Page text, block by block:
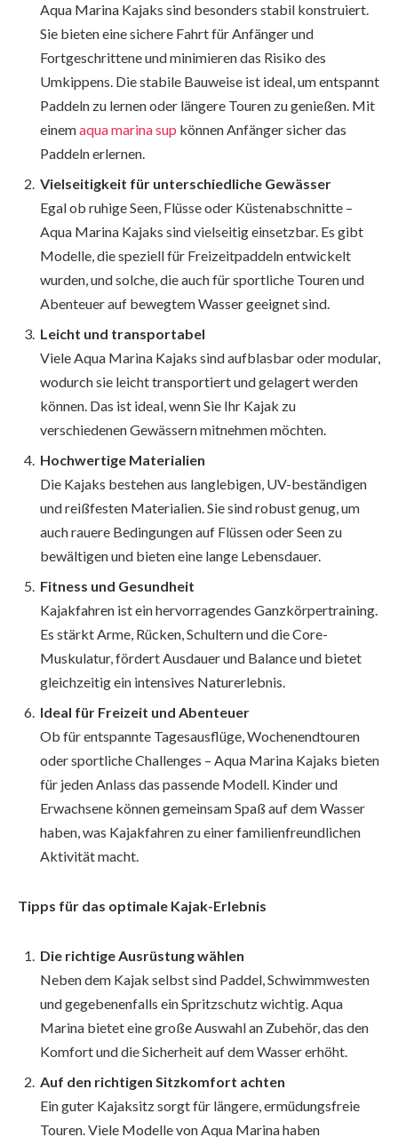
Aqua Marina Kajaks sind besonders stabil konstruiert.
Sie bieten eine sichere Fahrt für Anfänger und
Fortgeschrittene und minimieren das Risiko des
Umkippens. Die stabile Bauweise ist ideal, um entspannt
Paddeln zu lernen oder längere Touren zu genießen. Mit
einemaqua marina sup können Anfänger sicher das
Paddeln erlernen.
Vielseitigkeit für unterschiedliche Gewässer
Egal ob ruhige Seen, Flüsse oder Küstenabschnitte –
Aqua Marina Kajaks sind vielseitig einsetzbar. Es gibt
Modelle, die speziell für Freizeitpaddeln entwickelt
wurden, und solche, die auch für sportliche Touren und
Abenteuer auf bewegtem Wasser geeignet sind.
Leicht und transportabel
Viele Aqua Marina Kajaks sind aufblasbar oder modular,
wodurch sie leicht transportiert und gelagert werden
können. Das ist ideal, wenn Sie Ihr Kajak zu
verschiedenen Gewässern mitnehmen möchten.
Hochwertige Materialien
Die Kajaks bestehen aus langlebigen, UV-beständigen
und reißfesten Materialien. Sie sind robust genug, um
auch rauere Bedingungen auf Flüssen oder Seen zu
bewältigen und bieten eine lange Lebensdauer.
Fitness und Gesundheit
Kajakfahren ist ein hervorragendes Ganzkörpertraining.
Es stärkt Arme, Rücken, Schultern und die Core-
Muskulatur, fördert Ausdauer und Balance und bietet
gleichzeitig ein intensives Naturerlebnis.
Ideal für Freizeit und Abenteuer
Ob für entspannte Tagesausflüge, Wochenendtouren
oder sportliche Challenges – Aqua Marina Kajaks bieten
für jeden Anlass das passende Modell. Kinder und
Erwachsene können gemeinsam Spaß auf dem Wasser
haben, was Kajakfahren zu einer familienfreundlichen
Aktivität macht.
Tipps für das optimale Kajak-Erlebnis
Die richtige Ausrüstung wählen
Neben dem Kajak selbst sind Paddel, Schwimmwesten
und gegebenenfalls ein Spritzschutz wichtig. Aqua
Marina bietet eine große Auswahl an Zubehör, das den
Komfort und die Sicherheit auf dem Wasser erhöht.
Auf den richtigen Sitzkomfort achten
Ein guter Kajaksitz sorgt für längere, ermüdungsfreie
Touren. Viele Modelle von Aqua Marina haben